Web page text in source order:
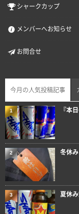
シャークカップ
メンバーへお知らせ
お問合せ
今月の人気投稿記事
『本
1
冬休
2
夏休
3